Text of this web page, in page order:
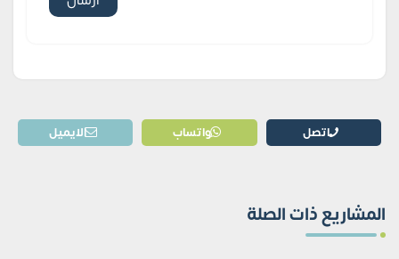
اتصل واتساب الايميل
المشاريع ذات الصلة